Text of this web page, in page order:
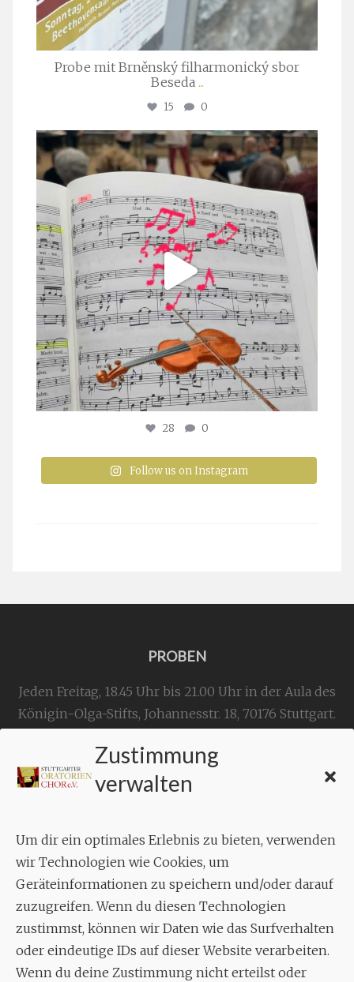
Zustimmung
verwalten
Um dir ein optimales Erlebnis zu bieten, verwenden
wir Technologien wie Cookies, um
Geräteinformationen zu speichern und/oder darauf
zuzugreifen. Wenn du diesen Technologien
zustimmst, können wir Daten wie das Surfverhalten
oder eindeutige IDs auf dieser Website verarbeiten.
Wenn du deine Zustimmung nicht erteilst oder
Probe mit Brněnský filharmonický sbor
Beseda ...
15 0
stuttgarter_oratorienchor
Juli 23
28 0
Follow us on Instagram
PROBEN
Jeden Freitag, 18.45 Uhr bis 21.00 Uhr in der Aula des
Königin-Olga-Stifts, Johannesstr. 18, 70176 Stuttgart.
KONTAKT
Geschäftsstelle:
Aixheimer Str. 18
70619 Stuttgart
MUSIK
Musikalischer Leiter:
Enrico Trummer